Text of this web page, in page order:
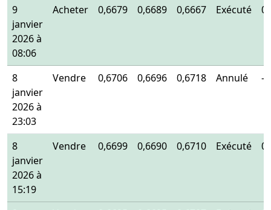
9
janvier
2026 à
08:06
Acheter 0,6679 0,6689 0,6667 Exécuté
8
janvier
2026 à
23:03
Vendre 0,6706 0,6696 0,6718 Annulé -
8
janvier
2026 à
15:19
Vendre 0,6699 0,6690 0,6710 Exécuté